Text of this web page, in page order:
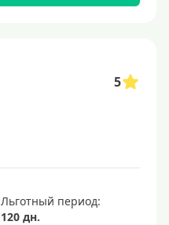
5
Льготный период:
120 дн.